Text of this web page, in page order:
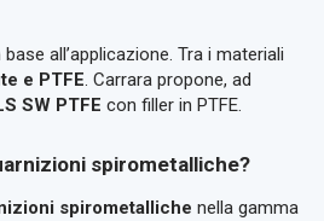
all’applicazione. Tra i materiali
e PTFE. Carrara propone, ad
SW PTFE con filler in PTFE.
spirometalliche?
spirometalliche nella gamma